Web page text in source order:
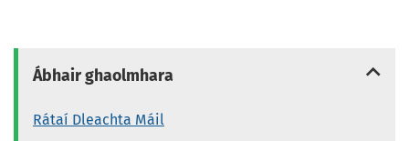
Ábhair ghaolmhara
Rátaí Dleachta Máil